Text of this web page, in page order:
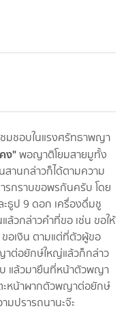
มชอบในแรงศรัทธาพญา
ง"พอญาติโยมสายมูทั้ง
สานกล่าวก็ได้ตามความ
รกราบขอพรกันครับ โดย
ธูป 9 ดอก เครื่องดื่มชู
ล้วกล่าวคำที่ขอ เช่น ขอให้
ขอเงิน ตามแต่ที่ตัวผู้ขอ
าต่อยักษ์ใหญ่แล้วก็กล่าว
แล้วมายืนที่หน้าตัวพญา
ตะหน้าผากตัวพญาต่อยักษ์
มปรารถนานะจ๊ะ